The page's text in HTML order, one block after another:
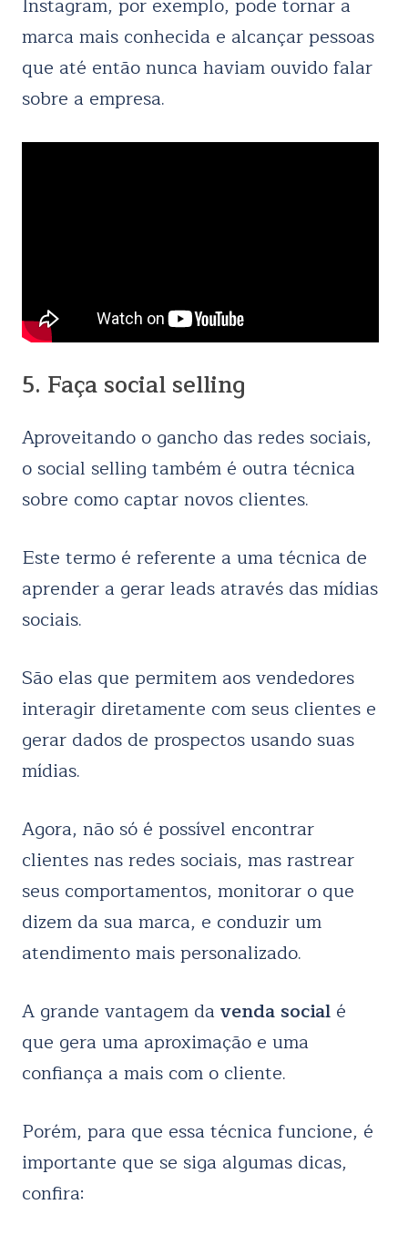
Instagram, por exemplo, pode tornar a
marca mais conhecida e alcançar pessoas
que até então nunca haviam ouvido falar
sobre a empresa.
5. Faça social selling
Aproveitando o gancho das redes sociais,
o social selling também é outra técnica
sobre como captar novos clientes.
Este termo é referente a uma técnica de
aprender a gerar leads através das mídias
sociais.
São elas que permitem aos vendedores
interagir diretamente com seus clientes e
gerar dados de prospectos usando suas
mídias.
Agora, não só é possível encontrar
clientes nas redes sociais, mas rastrear
seus comportamentos, monitorar o que
dizem da sua marca, e conduzir um
atendimento mais personalizado.
A grande vantagem davenda social é
que gera uma aproximação e uma
confiança a mais com o cliente.
Porém, para que essa técnica funcione, é
importante que se siga algumas dicas,
confira: